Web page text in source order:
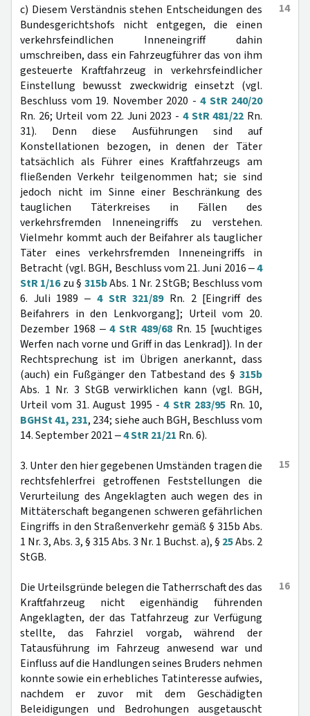
14
c) Diesem Verständnis stehen Entscheidungen des
Bundesgerichtshofs nicht entgegen, die einen
verkehrsfeindlichen Inneneingriff dahin
umschreiben, dass ein Fahrzeugführer das von ihm
gesteuerte Kraftfahrzeug in verkehrsfeindlicher
Einstellung bewusst zweckwidrig einsetzt (vgl.
Beschluss vom 19. November 2020 - 4 StR 240/20
Rn. 26; Urteil vom 22. Juni 2023 - 4 StR 481/22 Rn.
31). Denn diese Ausführungen sind auf
Konstellationen bezogen, in denen der Täter
tatsächlich als Führer eines Kraftfahrzeugs am
fließenden Verkehr teilgenommen hat; sie sind
jedoch nicht im Sinne einer Beschränkung des
tauglichen Täterkreises in Fällen des
verkehrsfremden Inneneingriffs zu verstehen.
Vielmehr kommt auch der Beifahrer als tauglicher
Täter eines verkehrsfremden Inneneingriffs in
Betracht (vgl. BGH, Beschluss vom 21. Juni 2016 ‒4
StR 1/16zu § 315bAbs. 1 Nr. 2 StGB; Beschluss vom
6. Juli 1989 ‒ 4 StR 321/89Rn. 2 [Eingriff des
Beifahrers in den Lenkvorgang]; Urteil vom 20.
Dezember 1968 ‒4 StR 489/68Rn. 15 [wuchtiges
Werfen nach vorne und Griff in das Lenkrad]). In der
Rechtsprechung ist im Übrigen anerkannt, dass
(auch) ein Fußgänger den Tatbestand des § 315b
Abs. 1 Nr. 3 StGB verwirklichen kann (vgl. BGH,
Urteil vom 31. August 1995 -4 StR 283/95 Rn. 10,
BGHSt 41, 231, 234; siehe auch BGH, Beschluss vom
14. September 2021 ‒4 StR 21/21 Rn. 6).
15
3. Unter den hier gegebenen Umständen tragen die
rechtsfehlerfrei getroffenen Feststellungen die
Verurteilung des Angeklagten auch wegen des in
Mittäterschaft begangenen schweren gefährlichen
Eingriffs in den Straßenverkehr gemäß § 315b Abs.
1 Nr. 3, Abs. 3, § 315 Abs. 3 Nr. 1 Buchst. a), § 25Abs. 2
StGB.
16
Die Urteilsgründe belegen die Tatherrschaft des das
Kraftfahrzeug nicht eigenhändig führenden
Angeklagten, der das Tatfahrzeug zur Verfügung
stellte, das Fahrziel vorgab, während der
Tatausführung im Fahrzeug anwesend war und
Einfluss auf die Handlungen seines Bruders nehmen
konnte sowie ein erhebliches Tatinteresse aufwies,
nachdem er zuvor mit dem Geschädigten
Beleidigungen und Bedrohungen ausgetauscht